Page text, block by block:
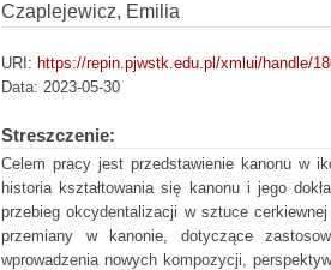
Czaplejewicz, Emilia
URI: https://repin.pjwstk.edu.pl/xmlui/handle/
Data: 2023-05-30
Streszczenie:
Celem pracy jest przedstawienie kanonu w
historia kształtowania się kanonu i jego
przebieg okcydentalizacji w sztuce
przemiany w kanonie, dotyczące
wprowadzenia nowych kompozycji,